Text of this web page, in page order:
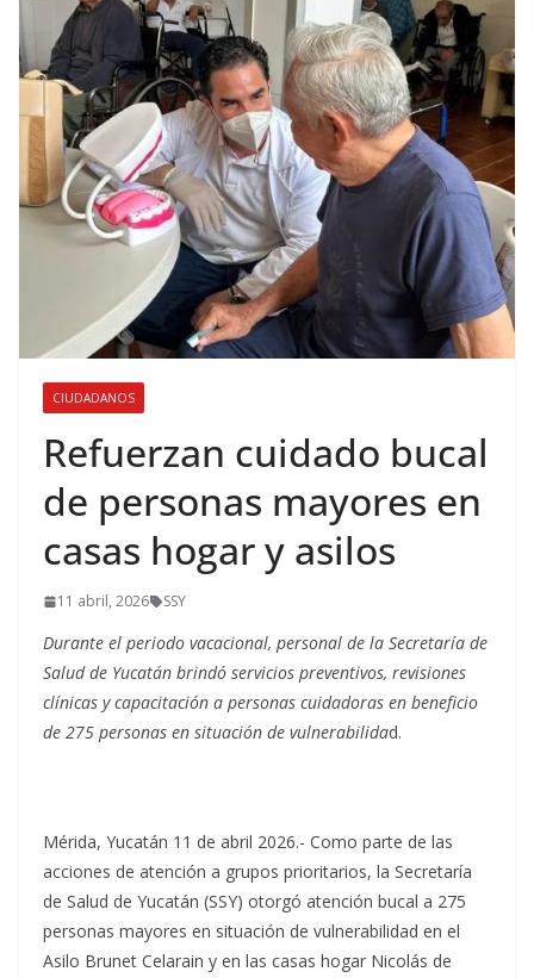
CIUDADANOS
Refuerzan cuidado bucal
de personas mayores en
casas hogar y asilos
11 abril, 2026 SSY
Durante el periodo vacacional, personal de la Secretaría de
Salud de Yucatán brindó servicios preventivos, revisiones
clínicas y capacitación a personas cuidadoras en beneficio
de 275 personas en situación de vulnerabilidad.
Mérida, Yucatán 11 de abril 2026.- Como parte de las
acciones de atención a grupos prioritarios, la Secretaría
de Salud de Yucatán (SSY) otorgó atención bucal a 275
personas mayores en situación de vulnerabilidad en el
Asilo Brunet Celarain y en las casas hogar Nicolás de